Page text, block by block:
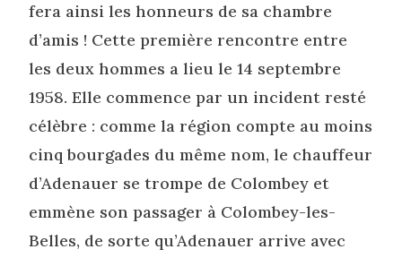
fera ainsi les honneurs de sa chambre
d’amis ! Cette première rencontre entre
les deux hommes a lieu le 14 septembre
1958. Elle commence par un incident resté
célèbre : comme la région compte au moins
cinq bourgades du même nom, le chauffeur
d’Adenauer se trompe de Colombey et
emmène son passager à Colombey-les-
Belles, de sorte qu’Adenauer arrive avec